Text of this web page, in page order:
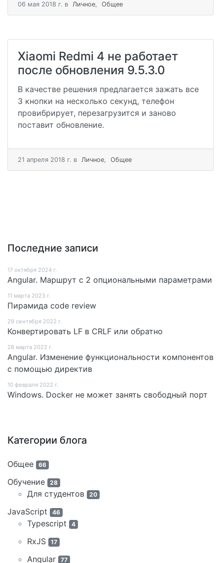
Последние записи
17 октября 2024 г.
Angular. Маршрут c 2 опциональными параметрами
11 мартa 2023 г.
Пирамида code review
29 сентября 2022 г.
Конвертировать LF в CRLF или обратно
28 мартa 2022 г.
Angular. Изменение функциональности компонентов
с помощью директив
10 февраля 2022 г.
Windows. Docker не может занять свободный порт
Категории блога
Общее 66
Обучение 28
Для студентов 20
JavaScript 46
Typescript 4
RxJS 17
Angular 77
06 мая 2018 г. в Личное, Общее
Xiaomi Redmi 4 не работает
после обновления 9.5.3.0
В качестве решения предлагается зажать все
3 кнопки на несколько секунд, телефон
провибрирует, перезагрузится и заново
поставит обновление.
21 апреля 2018 г. в Личное, Общее